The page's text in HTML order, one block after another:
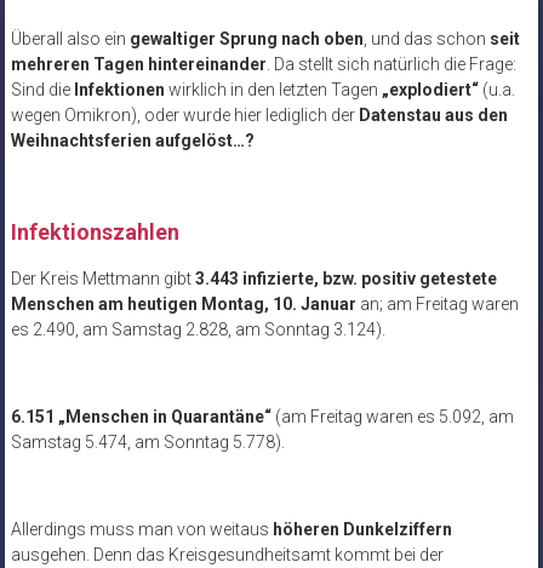
Überall also ein gewaltiger Sprung nach oben , und das schon seit
mehreren Tagen hintereinander . Da stellt sich natürlich die Frage:
Sind die Infektionen wirklich in den letzten Tagen „explodiert“ (u.a.
wegen Omikron), oder wurde hier lediglich der Datenstau aus den
Weihnachtsferien aufgelöst…?
Infektionszahlen
Der Kreis Mettmann gibt3.443 infizierte, bzw. positiv getestete
Menschen am heutigen Montag, 10. Januar an; am Freitag waren
es 2.490, am Samstag 2.828, am Sonntag 3.124).
6.151 „Menschen in Quarantäne“ (am Freitag waren es 5.092, am
Samstag 5.474, am Sonntag 5.778).
Allerdings muss man von weitaus höheren Dunkelziffern
ausgehen. Denn das Kreisgesundheitsamt kommt bei der